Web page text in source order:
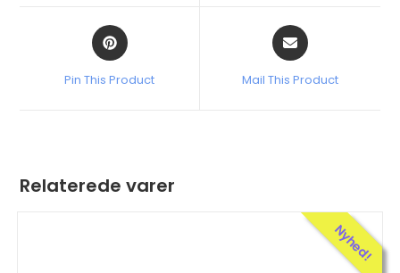
Pin This Product Mail This Product
Relaterede varer
Nyhed!